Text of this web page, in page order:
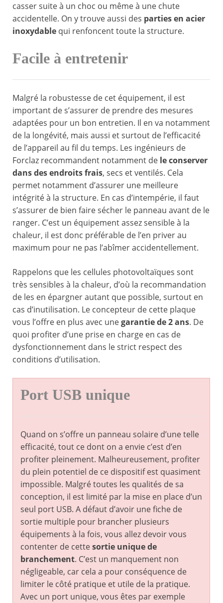
casser suite à un choc ou même à une chute
accidentelle. On y trouve aussi des parties en acier
inoxydable qui renfoncent toute la structure.
Facile à entretenir
Malgré la robustesse de cet équipement, il est
important de s’assurer de prendre des mesures
adaptées pour un bon entretien. Il en va notamment
de la longévité, mais aussi et surtout de l’efficacité
de l’appareil au fil du temps. Les ingénieurs de
Forclaz recommandent notamment de le conserver
dans des endroits frais, secs et ventilés. Cela
permet notamment d’assurer une meilleure
intégrité à la structure. En cas d’intempérie, il faut
s’assurer de bien faire sécher le panneau avant de le
ranger. C’est un équipement assez sensible à la
chaleur, il est donc préférable de l’en priver au
maximum pour ne pas l’abîmer accidentellement.
Rappelons que les cellules photovoltaïques sont
très sensibles à la chaleur, d’où la recommandation
de les en épargner autant que possible, surtout en
cas d’inutilisation. Le concepteur de cette plaque
vous l’offre en plus avec unegarantie de 2 ans. De
quoi profiter d’une prise en charge en cas de
dysfonctionnement dans le strict respect des
conditions d’utilisation.
Port USB unique
Quand on s’offre un panneau solaire d’une telle
efficacité, tout ce dont on a envie c’est d’en
profiter pleinement. Malheureusement, profiter
du plein potentiel de ce dispositif est quasiment
impossible. Malgré toutes les qualités de sa
conception, il est limité par la mise en place d’un
seul port USB. A défaut d’avoir une fiche de
sortie multiple pour brancher plusieurs
équipements à la fois, vous allez devoir vous
contenter de cettesortie unique de
branchement. C’est un manquement non
négligeable, car cela a pour conséquence de
limiter le côté pratique et utile de la pratique.
Avec un port unique, vous êtes par exemple